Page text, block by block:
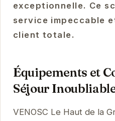
exceptionnelle. Ce
service impeccable
client totale.
Équipements et
Séjour
VENOSC Le Haut de la